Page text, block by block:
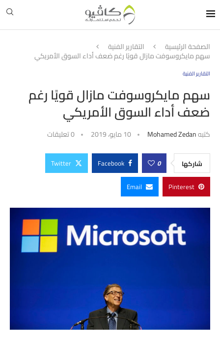
الصفحة الرئيسية التقارير الفنية
سهم مايكروسوفت مازال قويًا رغم ضعف أداء السوق الأمريكي
التقارير الفنية
سهم مايكروسوفت مازال قويًا رغم
ضعف أداء السوق الأمريكي
كتبهMohamed Zedan 10 مايو، 2019 0 تعليقات
شاركها 0
Facebook
Twitter
Pinterest
Email